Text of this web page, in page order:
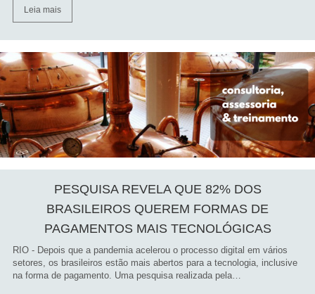
Leia mais
PESQUISA REVELA QUE 82% DOS
BRASILEIROS QUEREM FORMAS DE
PAGAMENTOS MAIS TECNOLÓGICAS
RIO - Depois que a pandemia acelerou o processo digital em vários
setores, os brasileiros estão mais abertos para a tecnologia, inclusive
na forma de pagamento. Uma pesquisa realizada pela…